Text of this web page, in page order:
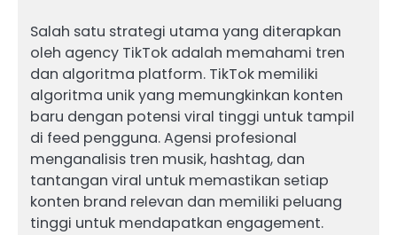
Salah satu strategi utama yang diterapkan
oleh agency TikTok adalah memahami tren
dan algoritma platform. TikTok memiliki
algoritma unik yang memungkinkan konten
baru dengan potensi viral tinggi untuk tampil
di feed pengguna. Agensi profesional
menganalisis tren musik, hashtag, dan
tantangan viral untuk memastikan setiap
konten brand relevan dan memiliki peluang
tinggi untuk mendapatkan engagement.